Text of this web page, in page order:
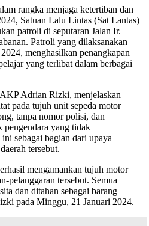
rangka menjaga ketertiban dan
Satuan Lalu Lintas (Sat Lantas)
patroli di seputaran Jalan Ir.
Patroli yang dilaksanakan
menghasilkan penangkapan
yang terlibat dalam berbagai
Adrian Rizki, menjelaskan
pada tujuh unit sepeda motor
tanpa nomor polisi, dan
pengendara yang tidak
sebagai bagian dari upaya
tersebut.
mengamankan tujuh motor
pelanggaran tersebut. Semua
dan ditahan sebagai barang
pada Minggu, 21 Januari 2024.